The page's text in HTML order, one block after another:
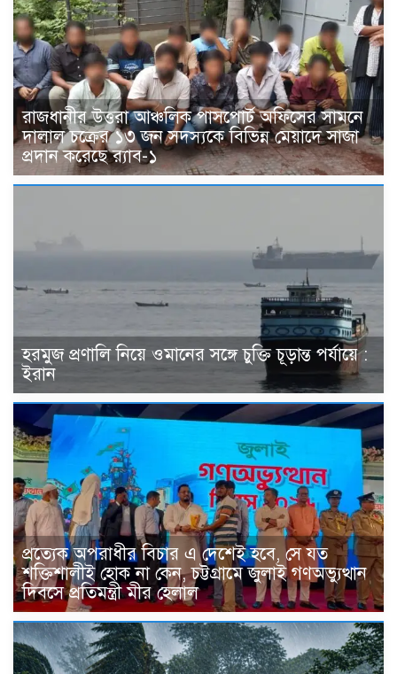
রাজধানীর উত্তরা আঞ্চলিক পাসপোর্ট অফিসের সামনে
দালাল চক্রের ১৩ জন সদস্যকে বিভিন্ন মেয়াদে সাজা
প্রদান করেছে র‌্যাব-১
হরমুজ প্রণালি নিয়ে ওমানের সঙ্গে চুক্তি চূড়ান্ত পর্যায়ে :
ইরান
প্রত্যেক অপরাধীর বিচার এ দেশেই হবে, সে যত
শক্তিশালীই হোক না কেন, চট্টগ্রামে জুলাই গণঅভ্যুত্থান
দিবসে প্রতিমন্ত্রী মীর হেলাল